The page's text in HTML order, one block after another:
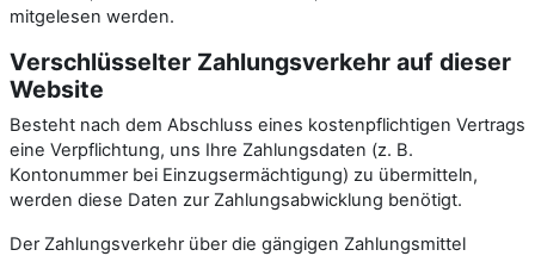
mitgelesen werden.
Verschlüsselter Zahlungsverkehr auf dieser
Website
Besteht nach dem Abschluss eines kostenpflichtigen Vertrags
eine Verpflichtung, uns Ihre Zahlungsdaten (z. B.
Kontonummer bei Einzugsermächtigung) zu übermitteln,
werden diese Daten zur Zahlungsabwicklung benötigt.
Der Zahlungsverkehr über die gängigen Zahlungsmittel